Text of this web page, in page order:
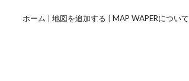
ホーム 地図を追加する MAP WAPERについて